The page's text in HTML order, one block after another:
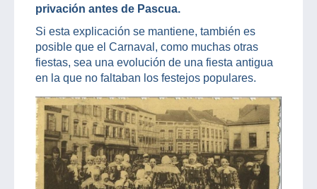
privación antes de Pascua.
Si esta explicación se mantiene, también es
posible que el Carnaval, como muchas otras
fiestas, sea una evolución de una fiesta antigua
en la que no faltaban los festejos populares.